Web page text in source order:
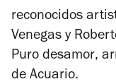
reconocidos
Venegas y
Puro desamor,
de Acuario.